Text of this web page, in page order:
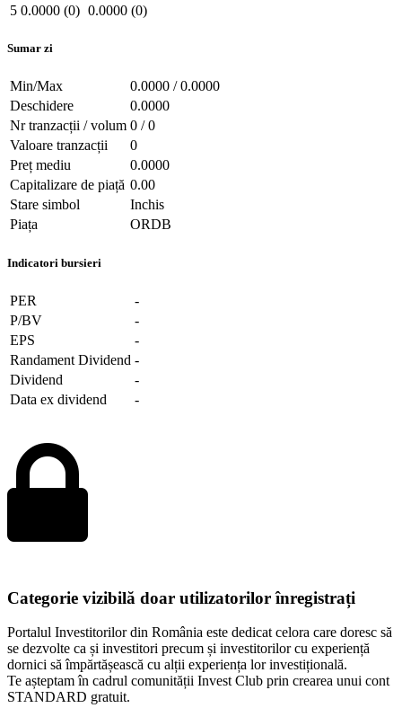
5 0.0000 (0) 0.0000 (0)
Sumar zi
Min/Max
0.0000 / 0.0000
Deschidere
0.0000
Nr tranzacții / volum 0 / 0
Valoare tranzacții
0
Preț mediu
0.0000
Capitalizare de piață 0.00
Stare simbol
Inchis
Piața
ORDB
Indicatori bursieri
PER
-
P/BV
-
EPS
-
Randament Dividend -
Dividend
-
Data ex dividend
-
Categorie vizibilă doar utilizatorilor înregistrați
Portalul Investitorilor din România este dedicat celora care doresc să
se dezvolte ca și investitori precum și investitorilor cu experiență
dornici să împărtășească cu alții experiența lor investițională.
Te așteptam în cadrul comunității Invest Club prin crearea unui cont
STANDARD gratuit.